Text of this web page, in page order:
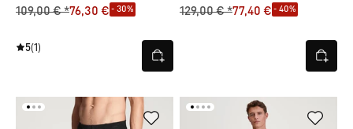
109,00 € *76,30 € - 30%
5(1)
129,00 € *77,40 € - 40%